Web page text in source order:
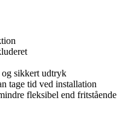
sikkert udtryk
tage tid ved installation
fleksibel end fritstående